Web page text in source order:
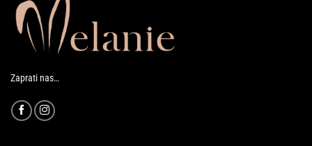
Zaprati nas…